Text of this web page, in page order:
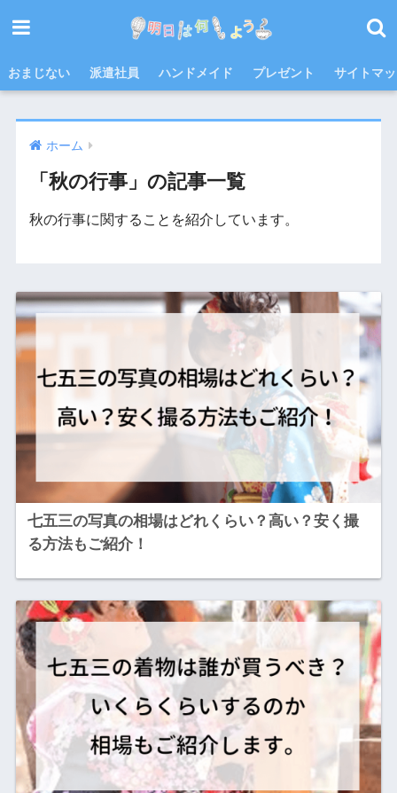
おまじない 派遣社員 ハンドメイド プレゼント サイトマ
ホーム
「秋の行事」の記事一覧
秋の行事に関することを紹介しています。
七五三の写真の相場はどれくらい？高い？安く撮
る方法もご紹介！